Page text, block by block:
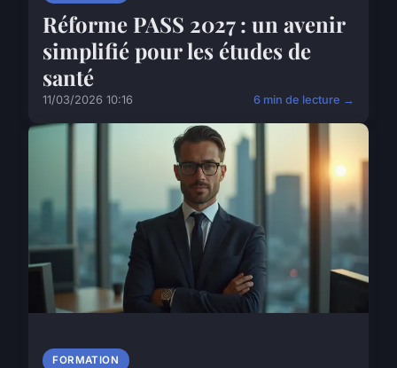
Réforme PASS 2027 : un avenir
simplifié pour les études de
santé
11/03/2026 10:16 6 min de lecture →
FORMATION